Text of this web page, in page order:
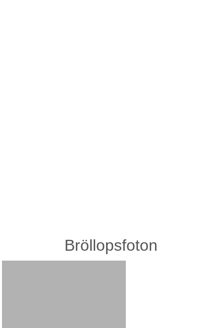
Bröllopsfoton